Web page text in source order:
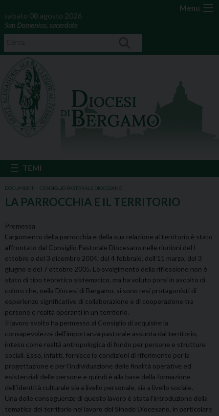
Menu
sabato 08 agosto 2026
San Domenico, sacerdote
DOCUMENTI - CONSIGLIO PASTORALE DIOCESANO
LA PARROCCHIA E IL TERRITORIO
Premessa
L’argomento della parrocchia e della sua relazione al territorio è stato
affrontato dal Consiglio Pastorale Diocesano nelle riunioni del I
ottobre e del 3 dicembre 2004, del 4 febbraio, dell’11 marzo, del 3
giugno e del 7 ottobre 2005. Lo svolgimento della riflessione non è
stato di tipo teoretico sistematico, ma ha voluto porsi in ascolto di
coloro che, nella Diocesi di Bergamo, si sono resi protagonisti di
esperienze significative di collaborazione e di cooperazione tra
persone e realtà operanti in un territorio.
Il lavoro svolto ha permesso al Consiglio di acquisire la
consapevolezza dell’importanza pastorale assunta dal territorio,
inteso come realtà antropologica di fondo per persone e strutture
sociali. Esso, infatti, fornisce le condizioni di riferimento per la
progettazione e per l’individuazione delle finalità operative ed
esistenziali delle persone e quindi è alla base della formazione
dell’identità culturale sia a livello personale, sia a livello sociale.
Una delle conseguenze di questo lavoro è stata l’introduzione della
tematica del territorio nel lavoro del Sinodo Diocesano, in particolare